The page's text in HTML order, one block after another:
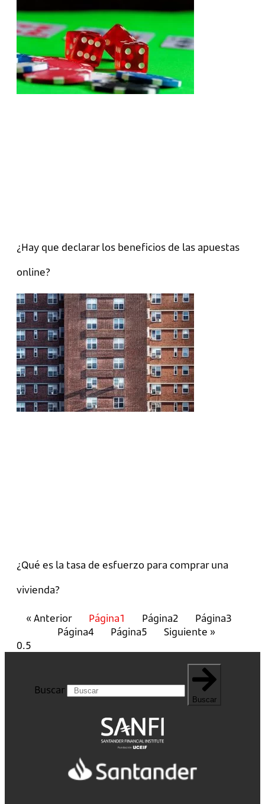
¿Hay que declarar los beneficios de las apuestas
online?
¿Qué es la tasa de esfuerzo para comprar una
vivienda?
« Anterior Página1 Página2 Página3
Página4 Página5 Siguiente »
Buscar
Buscar